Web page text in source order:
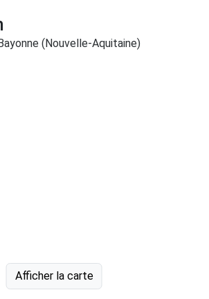
(Nouvelle-Aquitaine)
Afficher la carte